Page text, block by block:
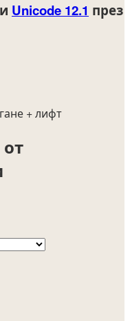
и Unicode 12.1 през
+ лифт